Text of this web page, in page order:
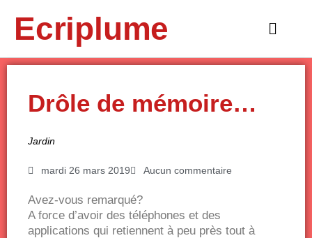
contenuEcriplume
Main
Drôle de mémoire…
Jardin
mardi 26 mars 2019 Aucun commentaire
Avez-vous remarqué?
A force d’avoir des téléphones et des
applications qui retiennent à peu près tout à